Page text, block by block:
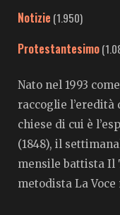
Notizie (1.950)
Protestantesimo
Nato nel 1993
raccoglie
chiese di cui è
(1848), il
mensile battista Il
metodista La Voce